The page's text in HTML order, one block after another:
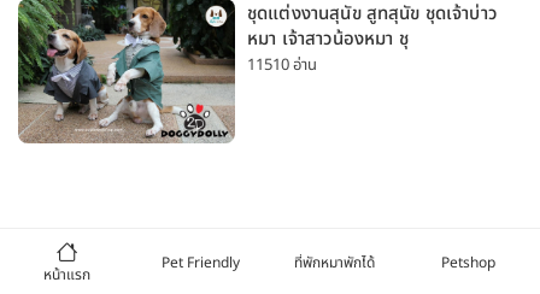
ชุดแต่งงานสุนัข สูทสุนัข ชุดเจ้าบ่าว
หมา เจ้าสาวน้องหมา ชุ
11510 อ่าน
หน้าแรก
Pet Friendly ที่พักหมาพักได้ Petshop